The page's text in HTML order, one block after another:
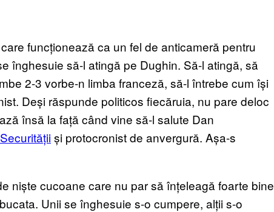
funcționează ca un fel de anticameră pentru
înghesuie să-l atingă pe Dughin. Să-l atingă, să
2-3 vorbe-n limba franceză, să-l întrebe cum își
Deși răspunde politicos fiecăruia, nu pare deloc
însă la față când vine să-l salute Dan
și protocronist de anvergură. Așa-s
niște cucoane care nu par să înțeleagă foarte bine
Unii se înghesuie s-o cumpere, alții s-o